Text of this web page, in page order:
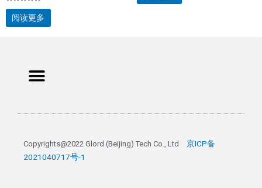
评
分
&sol;
阅读更多
&sol;
Menu
Copyrights@2022 Glord (Beijing) Tech Co., Ltd 京ICP备
2021040717号-1